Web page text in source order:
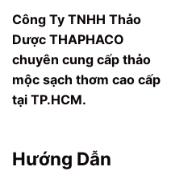
Các
tùy
chọn
có
thể
được
trang
sản
Công Ty TNHH Thảo
Dược THAPHACO
chuyên cung cấp thảo
mộc sạch thơm cao cấp
tại TP.HCM.
Hướng Dẫn